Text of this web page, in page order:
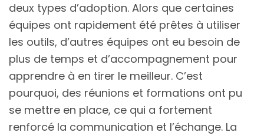
deux types d’adoption. Alors que certaines
équipes ont rapidement été prêtes à utiliser
les outils, d’autres équipes ont eu besoin de
plus de temps et d’accompagnement pour
apprendre à en tirer le meilleur. C’est
pourquoi, des réunions et formations ont pu
se mettre en place, ce qui a fortement
renforcé la communication et l’échange. La